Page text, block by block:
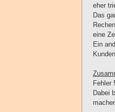
eher
Das
eine
Ein
Fehler
Dabei